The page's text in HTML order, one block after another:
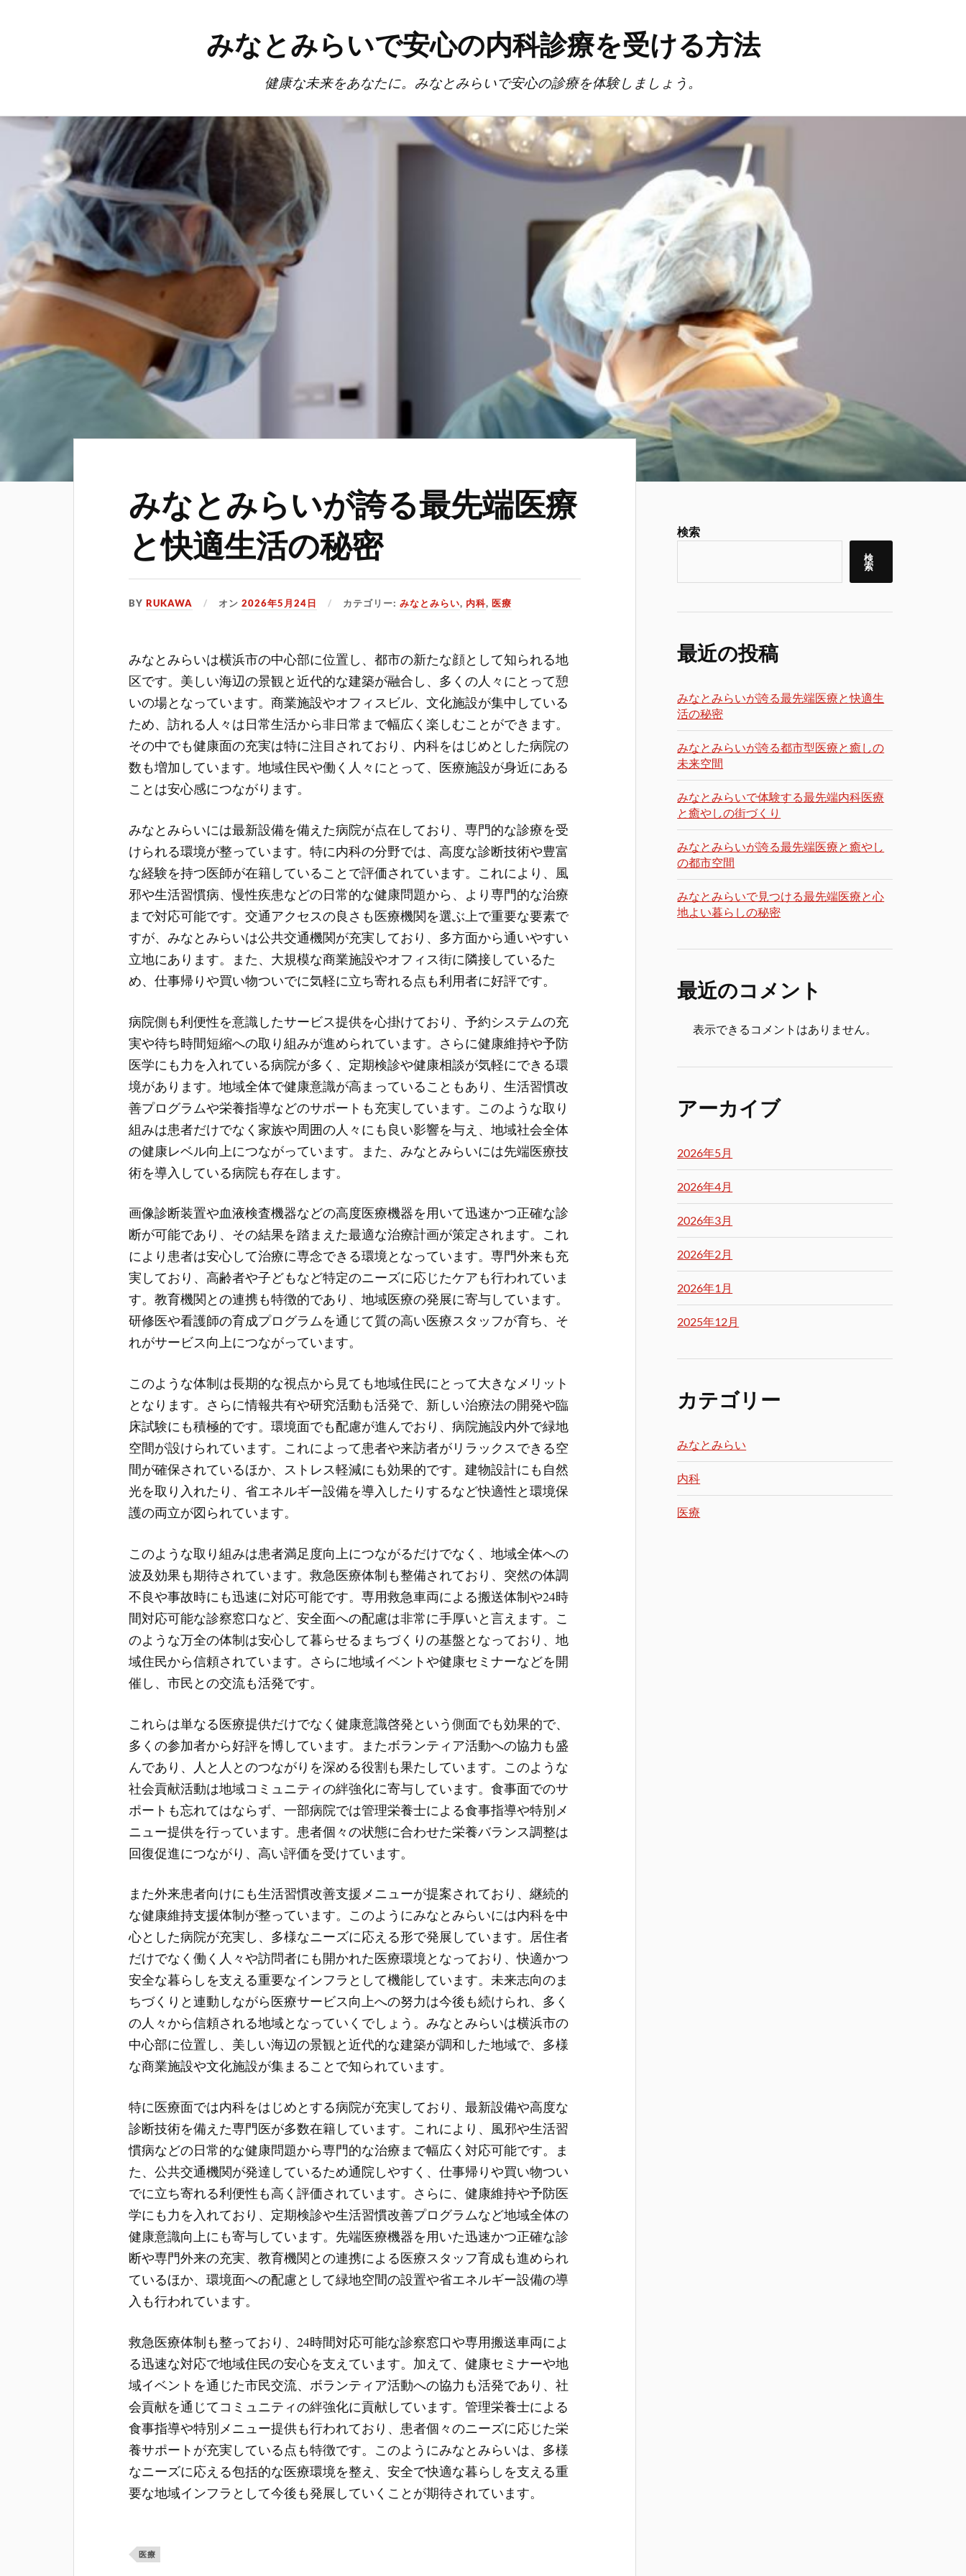
みなとみらいで安心の内科診療を受ける方法
健康な未来をあなたに。みなとみらいで安心の診療を体験しましょう。
みなとみらいが誇る最先端医療
と快適生活の秘密
BYRUKAWA オン2026年5月24日 カテゴリー:みなとみらい, 内科, 医療
みなとみらいは横浜市の中心部に位置し、都市の新たな顔として知られる地
区です。 美しい海辺の景観と近代的な建築が融合し、多くの人々にとって憩
いの場となっています。商業施設やオフィスビル、文化施設が集中している
ため、訪れる人々は日常生活から非日常まで幅広く楽しむことができます。
その中でも健康面の充実は特に注目されており、内科をはじめとした病院の
数も増加しています。地域住民や働く人々にとって、医療施設が身近にある
ことは安心感につながります。
みなとみらいには最新設備を備えた病院が点在しており、専門的な診療を受
けられる環境が整っています。特に内科の分野では、高度な診断技術や豊富
な経験を持つ医師が在籍していることで評価されています。これにより、風
邪や生活習慣病、慢性疾患などの日常的な健康問題から、より専門的な治療
まで対応可能です。交通アクセスの良さも医療機関を選ぶ上で重要な要素で
すが、みなとみらいは公共交通機関が充実しており、多方面から通いやすい
立地にあります。また、大規模な商業施設やオフィス街に隣接しているた
め、仕事帰りや買い物ついでに気軽に立ち寄れる点も利用者に好評です。
病院側も利便性を意識したサービス提供を心掛けており、予約システムの充
実や待ち時間短縮への取り組みが進められています。さらに健康維持や予防
医学にも力を入れている病院が多く、定期検診や健康相談が気軽にできる環
境があります。地域全体で健康意識が高まっていることもあり、生活習慣改
善プログラムや栄養指導などのサポートも充実しています。このような取り
組みは患者だけでなく家族や周囲の人々にも良い影響を与え、地域社会全体
の健康レベル向上につながっています。また、みなとみらいには先端医療技
術を導入している病院も存在します。
画像診断装置や血液検査機器などの高度医療機器を用いて迅速かつ正確な診
断が可能であり、その結果を踏まえた最適な治療計画が策定されます。これ
により患者は安心して治療に専念できる環境となっています。専門外来も充
実しており、高齢者や子どもなど特定のニーズに応じたケアも行われていま
す。教育機関との連携も特徴的であり、地域医療の発展に寄与しています。
研修医や看護師の育成プログラムを通じて質の高い医療スタッフが育ち、そ
れがサービス向上につながっています。
このような体制は長期的な視点から見ても地域住民にとって大きなメリット
となります。さらに情報共有や研究活動も活発で、新しい治療法の開発や臨
床試験にも積極的です。環境面でも配慮が進んでおり、病院施設内外で緑地
空間が設けられています。これによって患者や来訪者がリラックスできる空
間が確保されているほか、ストレス軽減にも効果的です。建物設計にも自然
光を取り入れたり、省エネルギー設備を導入したりするなど快適性と環境保
護の両立が図られています。
このような取り組みは患者満足度向上につながるだけでなく、地域全体への
波及効果も期待されています。救急医療体制も整備されており、突然の体調
不良や事故時にも迅速に対応可能です。専用救急車両による搬送体制や24時
間対応可能な診察窓口など、安全面への配慮は非常に手厚いと言えます。こ
のような万全の体制は安心して暮らせるまちづくりの基盤となっており、地
域住民から信頼されています。さらに地域イベントや健康セミナーなどを開
催し、市民との交流も活発です。
これらは単なる医療提供だけでなく健康意識啓発という側面でも効果的で、
多くの参加者から好評を博しています。またボランティア活動への協力も盛
んであり、人と人とのつながりを深める役割も果たしています。このような
社会貢献活動は地域コミュニティの絆強化に寄与しています。食事面でのサ
ポートも忘れてはならず、一部病院では管理栄養士による食事指導や特別メ
ニュー提供を行っています。患者個々の状態に合わせた栄養バランス調整は
回復促進につながり、高い評価を受けています。
また外来患者向けにも生活習慣改善支援メニューが提案されており、継続的
な健康維持支援体制が整っています。このようにみなとみらいには内科を中
心とした病院が充実し、多様なニーズに応える形で発展しています。居住者
だけでなく働く人々や訪問者にも開かれた医療環境となっており、快適かつ
安全な暮らしを支える重要なインフラとして機能しています。未来志向のま
ちづくりと連動しながら医療サービス向上への努力は今後も続けられ、多く
の人々から信頼される地域となっていくでしょう。みなとみらいは横浜市の
中心部に位置し、美しい海辺の景観と近代的な建築が調和した地域で、多様
な商業施設や文化施設が集まることで知られています。
特に医療面では内科をはじめとする病院が充実しており、最新設備や高度な
診断技術を備えた専門医が多数在籍しています。これにより、風邪や生活習
慣病などの日常的な健康問題から専門的な治療まで幅広く対応可能です。ま
た、公共交通機関が発達しているため通院しやすく、仕事帰りや買い物つい
でに立ち寄れる利便性も高く評価されています。さらに、健康維持や予防医
学にも力を入れており、定期検診や生活習慣改善プログラムなど地域全体の
健康意識向上にも寄与しています。先端医療機器を用いた迅速かつ正確な診
断や専門外来の充実、教育機関との連携による医療スタッフ育成も進められ
ているほか、環境面への配慮として緑地空間の設置や省エネルギー設備の導
入も行われています。
救急医療体制も整っており、24時間対応可能な診察窓口や専用搬送車両によ
る迅速な対応で地域住民の安心を支えています。加えて、健康セミナーや地
域イベントを通じた市民交流、ボランティア活動への協力も活発であり、社
会貢献を通じてコミュニティの絆強化に貢献しています。管理栄養士による
食事指導や特別メニュー提供も行われており、患者個々のニーズに応じた栄
養サポートが充実している点も特徴です。このようにみなとみらいは、多様
なニーズに応える包括的な医療環境を整え、安全で快適な暮らしを支える重
要な地域インフラとして今後も発展していくことが期待されています。
医療
検索
検
索
最近の投稿
みなとみらいが誇る最先端医療と快適生
活の秘密
みなとみらいが誇る都市型医療と癒しの
未来空間
みなとみらいで体験する最先端内科医療
と癒やしの街づくり
みなとみらいが誇る最先端医療と癒やし
の都市空間
みなとみらいで見つける最先端医療と心
地よい暮らしの秘密
最近のコメント
表示できるコメントはありません。
アーカイブ
2026年5月
2026年4月
2026年3月
2026年2月
2026年1月
2025年12月
カテゴリー
みなとみらい
内科
医療